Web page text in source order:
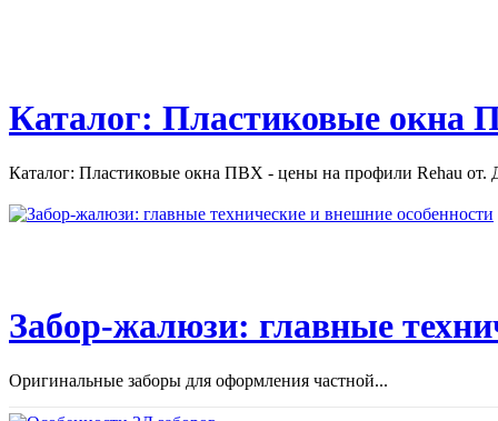
Каталог: Пластиковые окна
Каталог: Пластиковые окна ПВХ - цены на профили Rehau от.
Забор-жалюзи: главные
Оригинальные заборы для оформления частной...